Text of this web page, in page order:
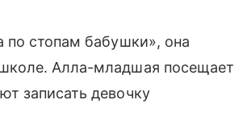
по стопам бабушки», она
Алла-младшая посещает
записать девочку